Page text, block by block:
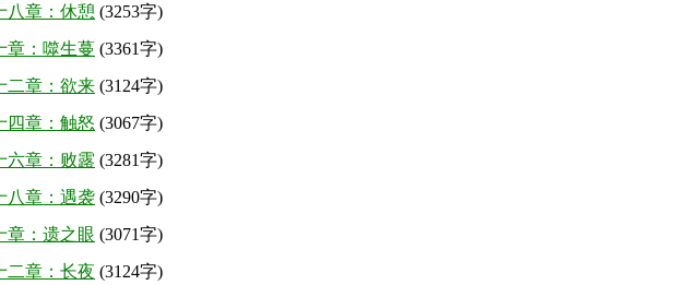
八章：休憩 (3253字)
章：噬生蔓 (3361字)
二章：欲来 (3124字)
四章：触怒 (3067字)
六章：败露 (3281字)
八章：遇袭 (3290字)
章：遗之眼 (3071字)
二章：长夜 (3124字)